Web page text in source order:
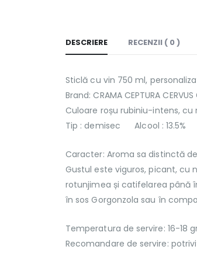
DESCRIERE RECENZII ( 0 )
Sticlă cu vin 750 ml,
Brand: CRAMA CEPTURA
Culoare roșu rubiniu-intens, cu
Tip : demisec Alcool : 13.5%
Caracter: Aroma sa distinctă
Gustul este viguros, picant, cu
rotunjimea și catifelarea până
în sos Gorgonzola sau în
Temperatura de servire: 16-18
Recomandare de servire: